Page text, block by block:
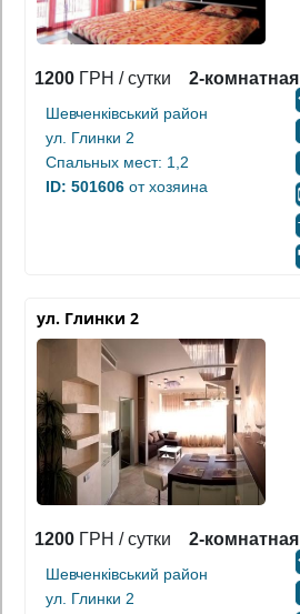
1200 ГРН / сутки 2-комнатная
Шевченківський район
ул. Глинки 2
Спальных мест: 1,2
ID: 501606 от хозяина
ул. Глинки 2
1200 ГРН / сутки 2-комнатная
Шевченківський район
ул. Глинки 2